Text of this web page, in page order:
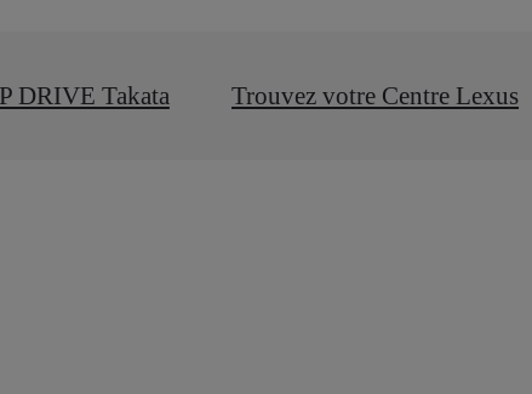
DRIVE Takata Trouvez votre Centre Lexus